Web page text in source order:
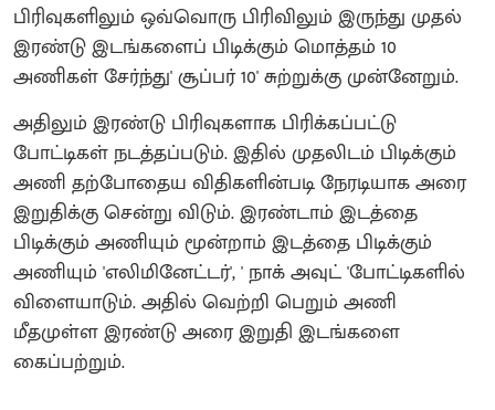
பிரிவுகளிலும் ஒவ்வொரு பிரிவிலும் இருந்து முதல்
இரண்டு இடங்களைப் பிடிக்கும் மொத்தம் 10
அணிகள் சேர்ந்து' சூப்பர் 10' சுற்றுக்கு முன்னேறும்.
அதிலும் இரண்டு பிரிவுகளாக பிரிக்கப்பட்டு
போட்டிகள் நடத்தப்படும். இதில் முதலிடம் பிடிக்கும்
அணி தற்போதைய விதிகளின்படி நேரடியாக அரை
இறுதிக்கு சென்று விடும். இரண்டாம் இடத்தை
பிடிக்கும் அணியும் மூன்றாம் இடத்தை பிடிக்கும்
அணியும் 'எலிமினேட்டர்', ' நாக் அவுட் 'போட்டிகளில்
விளையாடும். அதில் வெற்றி பெறும் அணி
மீதமுள்ள இரண்டு அரை இறுதி இடங்களை
கைப்பற்றும்.